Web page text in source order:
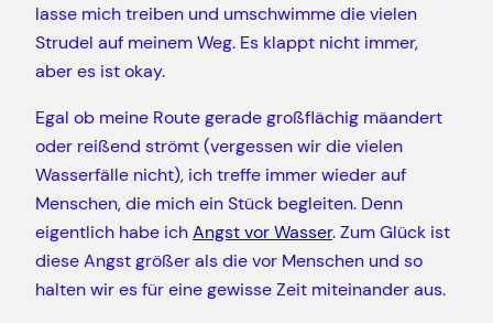
lasse mich treiben und umschwimme die vielen
Strudel auf meinem Weg. Es klappt nicht immer,
aber es ist okay.
Egal ob meine Route gerade großflächig mäandert
oder reißend strömt (vergessen wir die vielen
Wasserfälle nicht), ich treffe immer wieder auf
Menschen, die mich ein Stück begleiten. Denn
eigentlich habe ichAngst vor Wasser. Zum Glück ist
diese Angst größer als die vor Menschen und so
halten wir es für eine gewisse Zeit miteinander aus.